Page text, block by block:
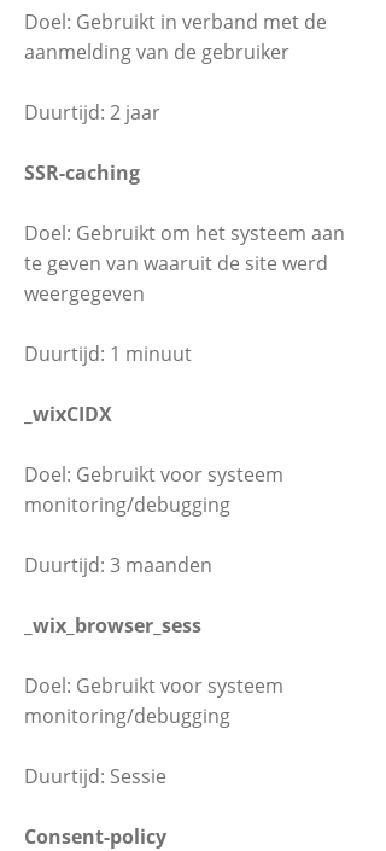
Doel: Gebruikt in verband met de
aanmelding van de gebruiker
Duurtijd: 2 jaar
SSR-caching
Doel: Gebruikt om het systeem aan
te geven van waaruit de site werd
weergegeven
Duurtijd: 1 minuut
_wixCIDX
Doel: Gebruikt voor systeem
monitoring/debugging
Duurtijd: 3 maanden
_wix_browser_sess
Doel: Gebruikt voor systeem
monitoring/debugging
Duurtijd: Sessie
Consent-policy